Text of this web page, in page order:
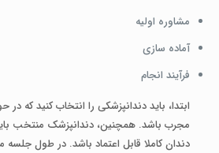
مشاوره اولیه
آماده سازی
فرآیند انجام
ابتدا، باید دندانپزشکی را انتخاب کنید که در
مجرب باشد. همچنین، دندانپزشک منتخب
دندان کاملا قابل اعتماد باشد. در طول جلسه